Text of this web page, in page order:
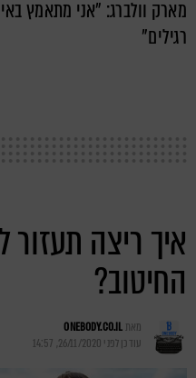
מארק וולברג: "אני מתאמץ
רגילים"
איך ריצה תעזור
החיטוב?
מאתONEBODY.CO.IL
עודכן לפני 26/11/2020, 14:57